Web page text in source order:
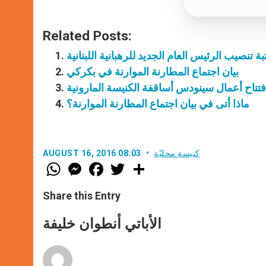
Related Posts:
تنصيب الرئيس العام الجديد للرهبانية اللبنانية
بيان اجتماع المطارنة الموارنة في بكركي
افتتاح أعمال سينودس أساقفة الكنيسة المارونية
ماذا أتى في بيان اجتماع المطارنة الموارنة؟
AUGUST 16, 2016 08:03 كنيسة محليّة
W
h
t
s
p
p
M
e
s
e
g
e
F
a
e
b
o
k
w
Share this Entry
الأباتي أنطوان خليفة